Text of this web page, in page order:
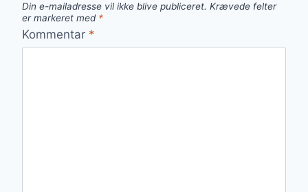
Din e-mailadresse vil ikke blive publiceret. Krævede felter
er markeret med *
Kommentar *